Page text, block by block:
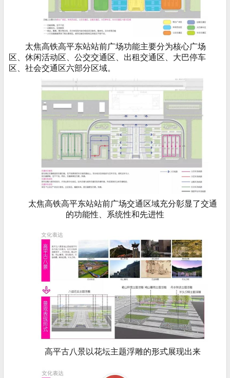
太焦高铁高平东站站前广场功能主要分为核心广场
区、休闲活动区、公交交通区、出租交通区、大巴停车
区、社会交通区六部分区域。
太焦高铁高平东站站前广场交通区域充分彰显了交通
的功能性、系统性和先进性
高平古八景以花坛主题浮雕的形式展现出来